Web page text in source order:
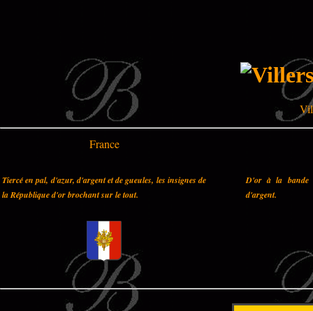
France
Tiercé en pal, d'azur, d'argent et de gueules, les insignes de
la République d'or brochant sur le tout.
D'or à la bande
d'argent.